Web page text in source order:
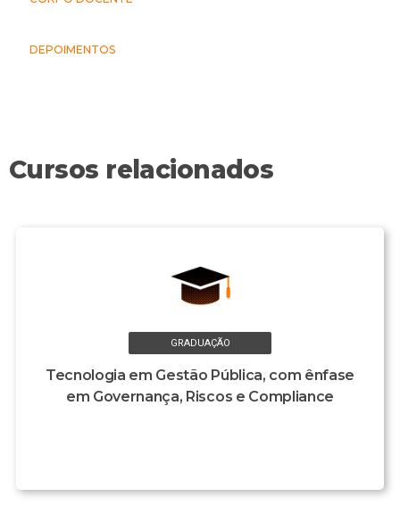
DEPOIMENTOS
Cursos relacionados
GRADUAÇÃO
Tecnologia em Gestão Pública, com ênfase
em Governança, Riscos e Compliance